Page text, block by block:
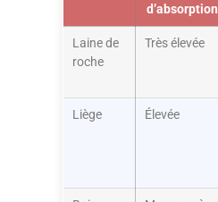
d’absorption
Laine de
roche
Très élevée
Liège Élevée